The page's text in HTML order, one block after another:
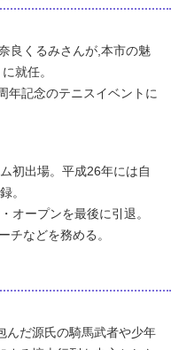
良くるみさんが,本市の魅
就任。
年記念のテニスイベントに
初出場。平成26年には自
。
オープンを最後に引退。
チなどを務める。
んだ源氏の騎馬武者や少年